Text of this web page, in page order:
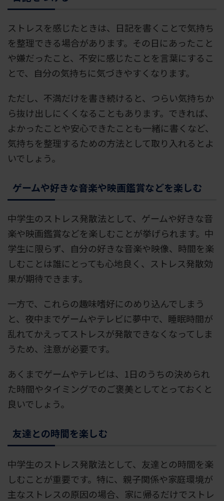
ストレスを感じたときは、日記を書くことで気持ち
を整理できる場合があります。その日にあったこと
や嫌だったこと、不安に感じたことを言葉にするこ
とで、自分の気持ちに気づきやすくなります。
ただし、不満だけを書き続けると、つらい気持ちか
ら抜け出しにくくなることもあります。できれば、
よかったことや安心できたことも一緒に書くなど、
気持ちを整理するための方法として取り入れるとよ
いでしょう。
ゲームや好きな音楽や映画鑑賞などを楽しむ
中学生のストレス発散法として、ゲームや好きな音
楽や映画鑑賞などを楽しむことが挙げられます。中
学生に限らず、自分の好きな音楽や映像、時間を楽
しむことは誰にとっても心地良く、ストレス発散効
果が期待できます。
一方で、これらの趣味嗜好にのめり込んでしまう
と、夜中までゲームやテレビに夢中で、睡眠時間が
乱れてかえってストレスが発散できなくなってしま
うため、注意が必要です。
あくまでゲームやテレビは、1日のうちの決められ
た時間やタイミングでのご褒美としてとっておくと
良いでしょう。
友達との時間を楽しむ
中学生のストレス発散法として、友達との時間を楽
しむことが重要です。特に、親子関係や家庭環境が
主なストレスの原因の場合、家に帰るだけでストレ